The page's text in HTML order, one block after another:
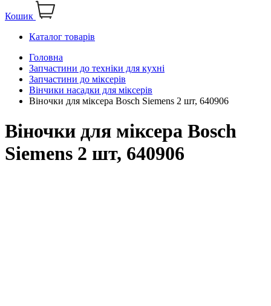
Кошик
Каталог товарів
Головна
Запчастини до техніки для кухні
Запчастини до міксерів
Вінчики насадки для міксерів
Віночки для міксера Bosch Siemens 2 шт, 640906
Віночки для міксера Bosch
Siemens 2 шт, 640906